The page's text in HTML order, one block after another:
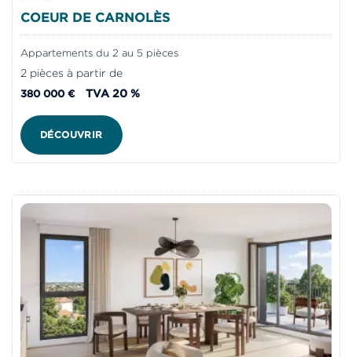
COEUR DE CARNOLÈS
Appartements du 2 au 5 pièces
2 pièces à partir de
380 000 € TVA 20 %
DÉCOUVRIR